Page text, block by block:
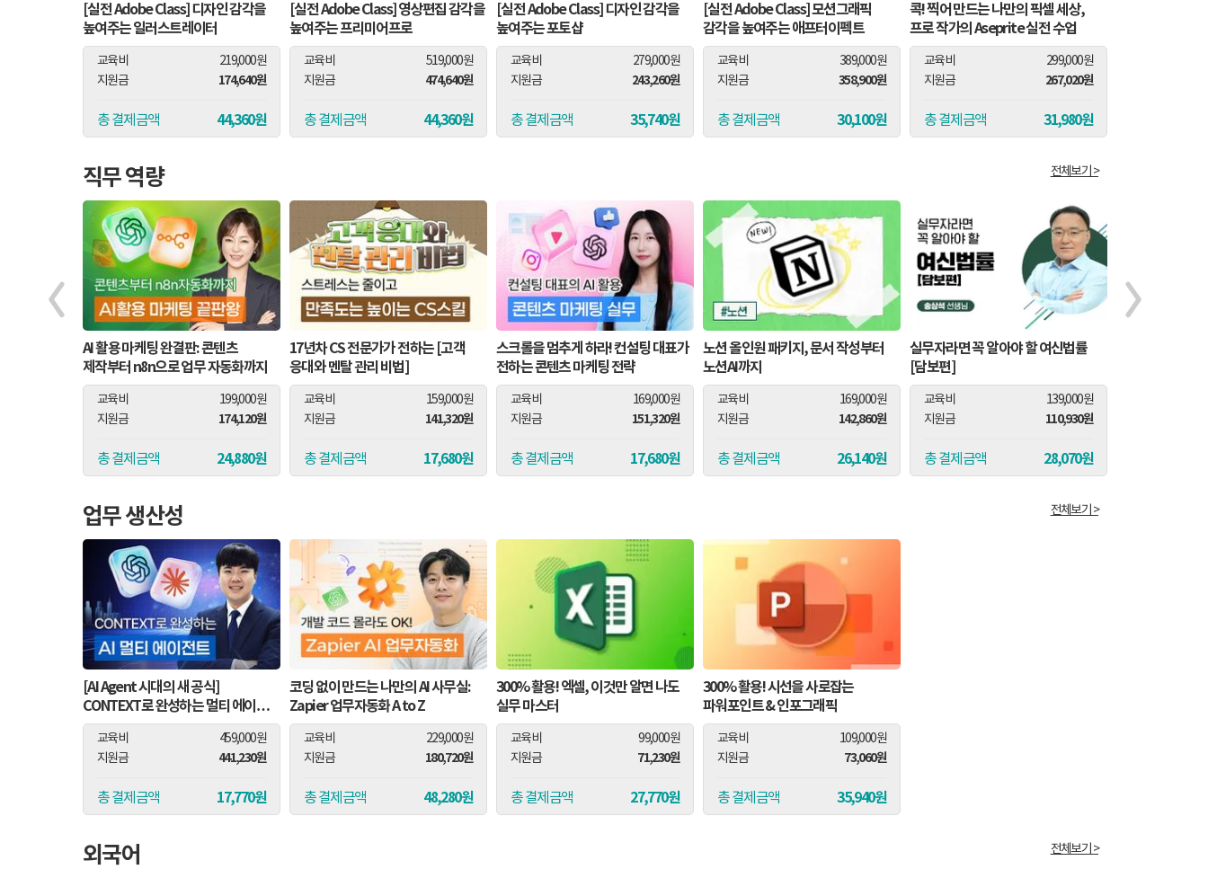
[실전 Adobe Class] 디자인 감각을
높여주는 일러스트레이터
교육비
219,000원
지원금
174,640원
총 결제금액 44,360원
[실전 Adobe Class] 영상편집 감각을
높여주는 프리미어프로
교육비
519,000원
지원금
474,640원
총 결제금액 44,360원
[실전 Adobe Class] 디자인 감각을
높여주는 포토샵
교육비
279,000원
지원금
243,260원
총 결제금액 35,740원
[실전 Adobe Class] 모션그래픽
감각을 높여주는 애프터이펙트
교육비
389,000원
지원금
358,900원
총 결제금액 30,100원
콕! 찍어 만드는 나만의 픽셀 세상,
프로 작가의 Aseprite 실전 수업
교육비
299,000원
지원금
267,020원
총 결제금액 31,980원
직무 역량 전체보기 >
AI 활용 마케팅 완결판: 콘텐츠
제작부터 n8n으로 업무 자동화까지
교육비
199,000원
지원금
174,120원
총 결제금액 24,880원
17년차 CS 전문가가 전하는 [고객
응대와 멘탈 관리 비법]
교육비
159,000원
지원금
141,320원
총 결제금액 17,680원
스크롤을 멈추게 하라! 컨설팅 대표가
전하는 콘텐츠 마케팅 전략
교육비
169,000원
지원금
151,320원
총 결제금액 17,680원
노션 올인원 패키지, 문서 작성부터
노션AI까지
교육비
169,000원
지원금
142,860원
총 결제금액 26,140원
실무자라면 꼭 알아야 할 여신법률
[담보편]
교육비
139,000원
지원금
110,930원
총 결제금액 28,070원
업무 생산성 전체보기 >
[AI Agent 시대의 새 공식]
CONTEXT로 완성하는 멀티 에이전트
워크플로우
교육비
459,000원
지원금
441,230원
총 결제금액 17,770원
코딩 없이 만드는 나만의 AI 사무실:
Zapier 업무자동화 A to Z
교육비
229,000원
지원금
180,720원
총 결제금액 48,280원
300% 활용! 엑셀, 이것만 알면 나도
실무 마스터
교육비
99,000원
지원금
71,230원
총 결제금액 27,770원
300% 활용! 시선을 사로잡는
파워포인트 & 인포그래픽
교육비
109,000원
지원금
73,060원
총 결제금액 35,940원
외국어 전체보기 >